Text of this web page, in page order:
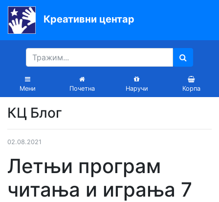
Креативни центар
Мени Почетна Наручи Корпа
Почетна
Књиге
Уџбеници
вртиће
Лектира
Акције
КЦ Блог
02.08.2021
Летњи програм
читања и играња 7